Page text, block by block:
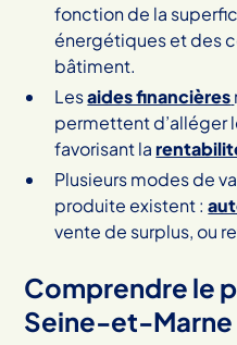
fonction de la
énergétiques et des
bâtiment.
Lesaides financières
permettent d’alléger
favorisant la
Plusieurs modes de
produite existent :
vente de surplus, ou
Comprendre le
Seine-et-Marne